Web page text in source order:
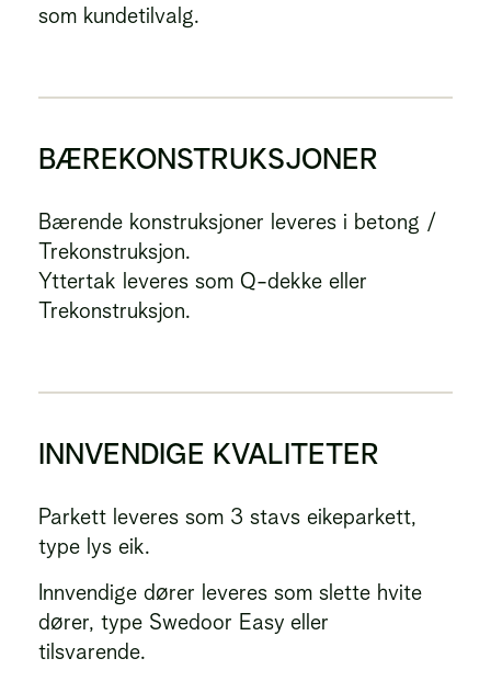
som kundetilvalg.
BÆREKONSTRUKSJONER
Bærende konstruksjoner leveres i betong /
Trekonstruksjon.
Yttertak leveres som Q-dekke eller
Trekonstruksjon.
INNVENDIGE KVALITETER
Parkett leveres som 3 stavs eikeparkett,
type lys eik.
Innvendige dører leveres som slette hvite
dører, type Swedoor Easy eller
tilsvarende.